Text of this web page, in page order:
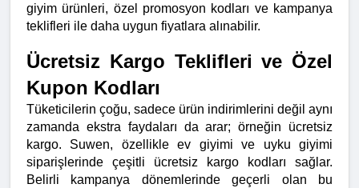
giyim ürünleri, özel promosyon kodları ve kampanya
teklifleri ile daha uygun fiyatlara alınabilir.
Ücretsiz Kargo Teklifleri ve Özel
Kupon Kodları
Tüketicilerin çoğu, sadece ürün indirimlerini değil aynı
zamanda ekstra faydaları da arar; örneğin ücretsiz
kargo. Suwen, özellikle ev giyimi ve uyku giyimi
siparişlerinde çeşitli ücretsiz kargo kodları sağlar.
Belirli kampanya dönemlerinde geçerli olan bu